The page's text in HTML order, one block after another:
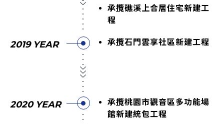
承攬礁溪上合居住宅新建工
程
2019 YEAR 承攬石門雲享社區新建工程
2020 YEAR
承攬桃園市觀音區多功能場
館新建統包工程